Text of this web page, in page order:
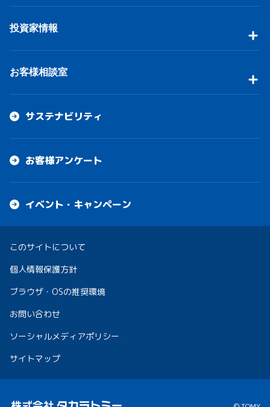
投資家情報
お客様相談室
サステナビリティ
お客様アンケート
イベント・キャンペーン
このサイトについて
個人情報保護方針
ブラウザ・OSの推奨環境
お問い合わせ
ソーシャルメディアポリシー
サイトマップ